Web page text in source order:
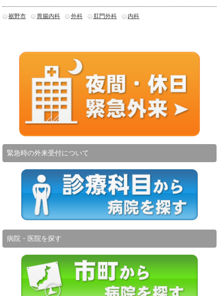
裾野市 胃腸内科 外科 肛門外科 内科
緊急時の外来受付について
病院・医院を探す